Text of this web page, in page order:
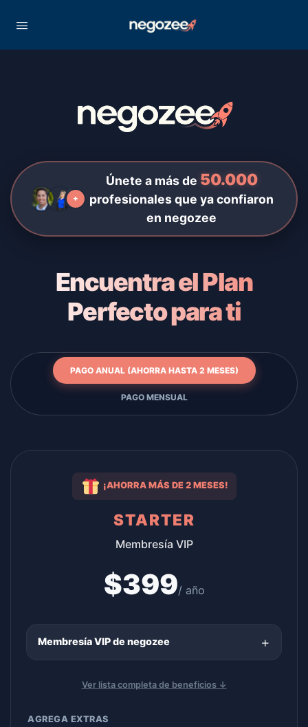
+
Únete a más de 50.000
profesionales que ya confiaron
en negozee
Encuentra el Plan
Perfecto para ti
PAGO ANUAL (AHORRA HASTA 2 MESES)
PAGO MENSUAL
¡AHORRA MÁS DE 2 MESES!
STARTER
Membresía VIP
$399/ año
Membresía VIP de negozee +
Ver lista completa de beneficios ↓
AGREGA EXTRAS